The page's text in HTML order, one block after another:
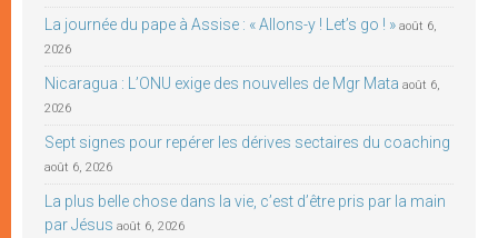
La journée du pape à Assise : « Allons-y ! Let’s go ! » août 6,
2026
Nicaragua : L’ONU exige des nouvelles de Mgr Mata août 6,
2026
Sept signes pour repérer les dérives sectaires du coaching
août 6, 2026
La plus belle chose dans la vie, c’est d’être pris par la main
par Jésus août 6, 2026